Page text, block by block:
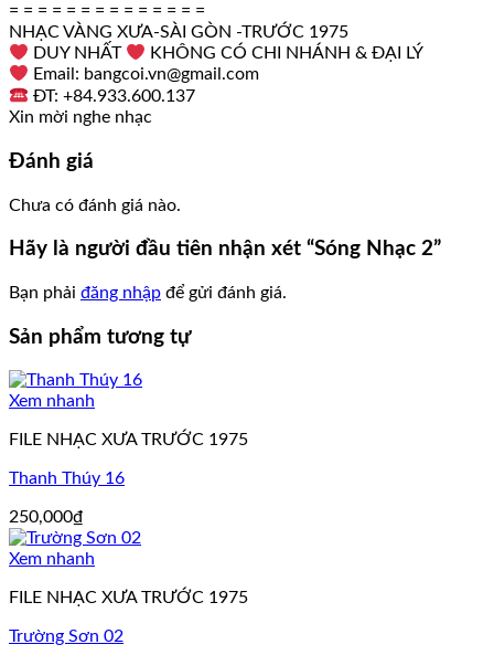
= = = = = = = = = = = = = =
NHẠC VÀNG XƯA-SÀI GÒN -TRƯỚC 1975
DUY NHẤT
KHÔNG CÓ CHI NHÁNH & ĐẠI LÝ
Email: bangcoi.vn@gmail.com
ĐT: +84.933.600.137
Xin mời nghe nhạc
Đánh giá
Chưa có đánh giá nào.
Hãy là người đầu tiên nhận xét “Sóng Nhạc 2”
Bạn phải đăng nhập để gửi đánh giá.
Sản phẩm tương tự
Xem nhanh
FILE NHẠC XƯA TRƯỚC 1975
Thanh Thúy 16
250,000₫
Xem nhanh
FILE NHẠC XƯA TRƯỚC 1975
Trường Sơn 02